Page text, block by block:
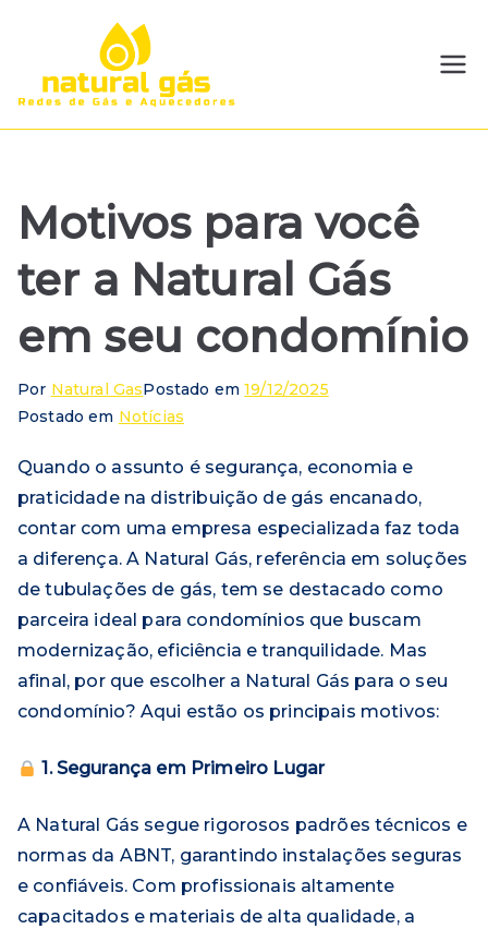
conteúdo
Motivos para você
ter a Natural Gás
em seu condomínio
Por Natural GasPostado em19/12/2025
Postado em Notícias
Quando o assunto é segurança, economia e
praticidade na distribuição de gás encanado,
contar com uma empresa especializada faz toda
a diferença. A Natural Gás, referência em soluções
de tubulações de gás, tem se destacado como
parceira ideal para condomínios que buscam
modernização, eficiência e tranquilidade. Mas
afinal, por que escolher a Natural Gás para o seu
condomínio? Aqui estão os principais motivos:
1. Segurança em Primeiro Lugar
A Natural Gás segue rigorosos padrões técnicos e
normas da ABNT, garantindo instalações seguras
e confiáveis. Com profissionais altamente
capacitados e materiais de alta qualidade, a